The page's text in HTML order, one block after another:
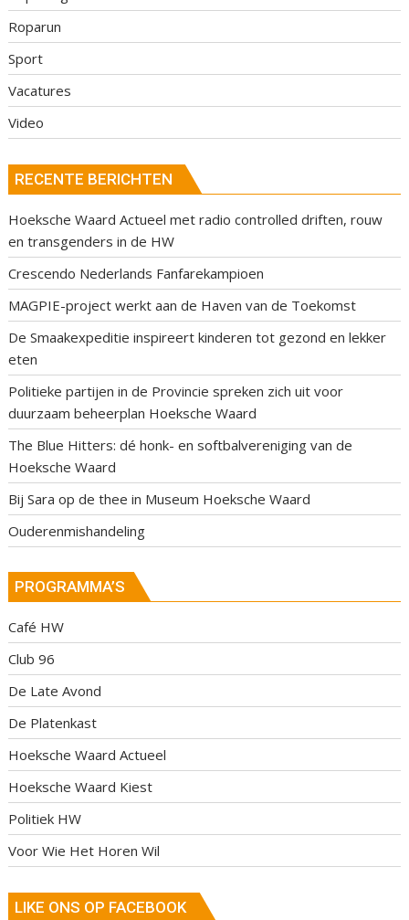
Roparun
Sport
Vacatures
Video
RECENTE BERICHTEN
Hoeksche Waard Actueel met radio controlled driften, rouw
en transgenders in de HW
Crescendo Nederlands Fanfarekampioen
MAGPIE-project werkt aan de Haven van de Toekomst
De Smaakexpeditie inspireert kinderen tot gezond en lekker
eten
Politieke partijen in de Provincie spreken zich uit voor
duurzaam beheerplan Hoeksche Waard
The Blue Hitters: dé honk- en softbalvereniging van de
Hoeksche Waard
Bij Sara op de thee in Museum Hoeksche Waard
Ouderenmishandeling
PROGRAMMA’S
Café HW
Club 96
De Late Avond
De Platenkast
Hoeksche Waard Actueel
Hoeksche Waard Kiest
Politiek HW
Voor Wie Het Horen Wil
LIKE ONS OP FACEBOOK